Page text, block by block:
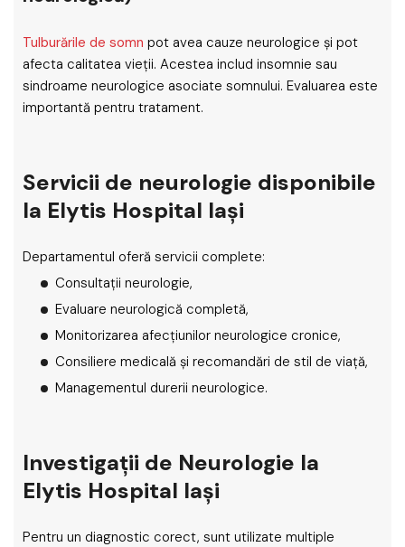
Tulburările de somn pot avea cauze neurologice și pot
afecta calitatea vieții. Acestea includ insomnie sau
sindroame neurologice asociate somnului. Evaluarea este
importantă pentru tratament.
Servicii de neurologie disponibile
la Elytis Hospital Iași
Departamentul oferă servicii complete:
Consultații neurologie,
Evaluare neurologică completă,
Monitorizarea afecțiunilor neurologice cronice,
Consiliere medicală și recomandări de stil de viață,
Managementul durerii neurologice.
Investigații de Neurologie la
Elytis Hospital Iași
Pentru un diagnostic corect, sunt utilizate multiple